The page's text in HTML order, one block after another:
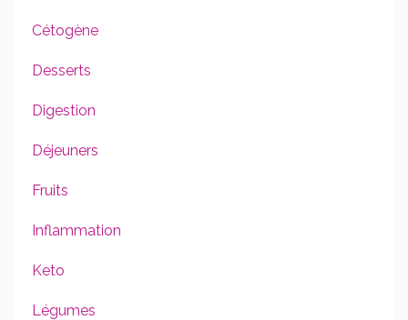
Cétogène
Desserts
Digestion
Déjeuners
Fruits
Inflammation
Keto
Légumes